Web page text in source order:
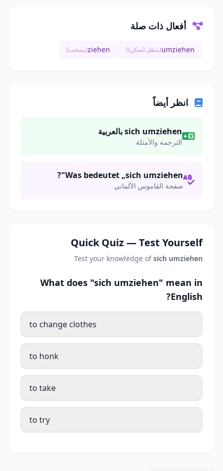
أفعال ذات صلة
umziehen(ينتقل (سكن)) ziehen(يسحب)
انظر أيضاً
sich umziehen بالعربية
الترجمة والأمثلة
Was bedeutet „sich umziehen"?
صفحة القاموس الألماني
Quick Quiz — Test Yourself
Test your knowledge ofsich umziehen
What does "sich umziehen" mean in
English?
to change clothes
to honk
to take
to try